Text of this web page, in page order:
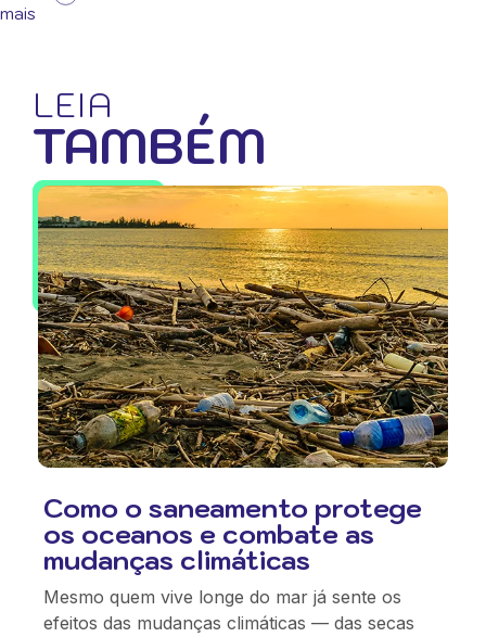
mais
LEIA
TAMBÉM
Como o saneamento protege
os oceanos e combate as
mudanças climáticas
Mesmo quem vive longe do mar já sente os
efeitos das mudanças climáticas — das secas